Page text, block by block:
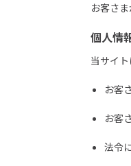
お客さ
個人情
当サイ
お客
お客
法令